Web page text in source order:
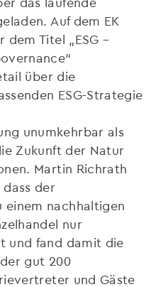
Auf dem EK
dem Titel „ESG –
über die
ESG-Strategie
unumkehrbar als
Zukunft der Natur
Martin Richrath
der
einem nachhaltigen
nur
und fand damit die
gut 200
und Gäste